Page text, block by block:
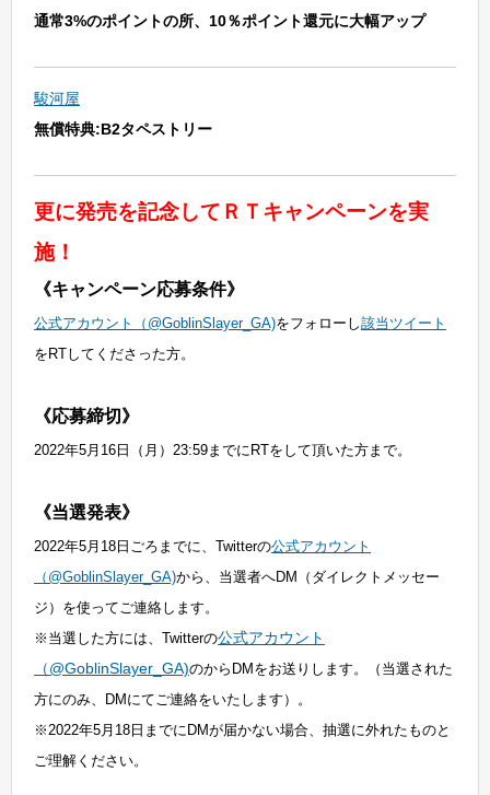
通常3%のポイントの所、10％ポイント還元に大幅アップ
駿河屋
無償特典:B2タペストリー
更に発売を記念してＲＴキャンペーンを実
施！
《キャンペーン応募条件》
公式アカウント（@GoblinSlayer_GA)をフォローし該当ツイート
をRTしてくださった方。
《応募締切》
2022年5月16日（月）23:59までにRTをして頂いた方まで。
《当選発表》
2022年5月18日ごろまでに、Twitterの公式アカウント
（@GoblinSlayer_GA)から、当選者へDM（ダイレクトメッセー
ジ）を使ってご連絡します。
※当選した方には、Twitterの公式アカウント
（@GoblinSlayer_GA)のからDMをお送りします。（当選された
方にのみ、DMにてご連絡をいたします）。
※2022年5月18日までにDMが届かない場合、抽選に外れたものと
ご理解ください。